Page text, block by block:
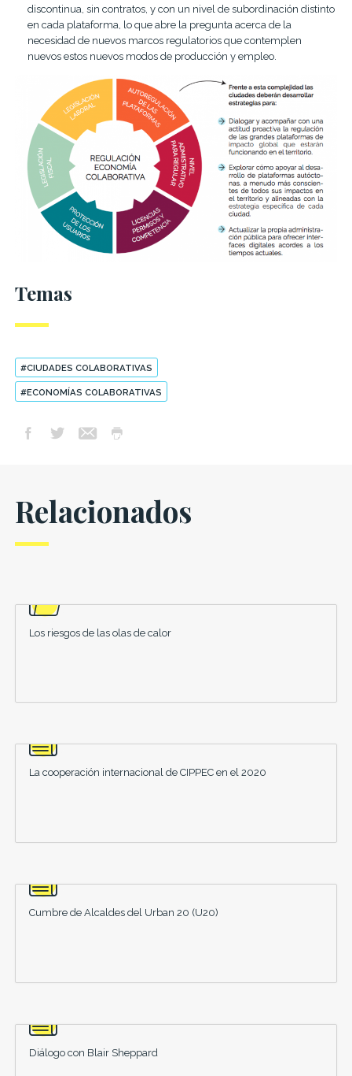
discontinua, sin contratos, y con un nivel de subordinación distinto
en cada plataforma, lo que abre la pregunta acerca de la
necesidad de nuevos marcos regulatorios que contemplen
nuevos estos nuevos modos de producción y empleo.
Temas
#CIUDADES COLABORATIVAS
#ECONOMÍAS COLABORATIVAS
Relacionados
Los riesgos de las olas de calor
La cooperación internacional de CIPPEC en el 2020
Cumbre de Alcaldes del Urban 20 (U20)
Diálogo con Blair Sheppard